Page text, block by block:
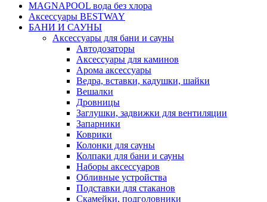
MAGNAPOOL вода без хлора
Аксессуары BESTWAY
БАНИ И САУНЫ
Аксессуары для бани и сауны
Автодозаторы
Аксессуары для каминов
Арома аксессуары
Ведра, вставки, кадушки, шайки
Вешалки
Дровницы
Заглушки, задвижки для вентиляции
Запарники
Коврики
Колонки для сауны
Колпаки для бани и сауны
Наборы аксессуаров
Обливные устройства
Подставки для стаканов
Скамейки, подголовники